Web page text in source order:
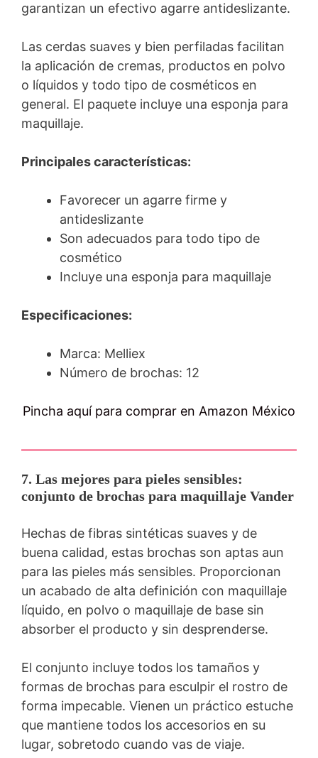
garantizan un efectivo agarre antideslizante.
Las cerdas suaves y bien perfiladas facilitan
la aplicación de cremas, productos en polvo
o líquidos y todo tipo de cosméticos en
general. El paquete incluye una esponja para
maquillaje.
Principales características:
Favorecer un agarre firme y
antideslizante
Son adecuados para todo tipo de
cosmético
Incluye una esponja para maquillaje
Especificaciones:
Marca: Melliex
Número de brochas: 12
Pincha aquí para comprar en Amazon México
7. Las mejores para pieles sensibles:
conjunto de brochas para maquillaje Vander
Hechas de fibras sintéticas suaves y de
buena calidad, estas brochas son aptas aun
para las pieles más sensibles. Proporcionan
un acabado de alta definición con maquillaje
líquido, en polvo o maquillaje de base sin
absorber el producto y sin desprenderse.
El conjunto incluye todos los tamaños y
formas de brochas para esculpir el rostro de
forma impecable. Vienen un práctico estuche
que mantiene todos los accesorios en su
lugar, sobretodo cuando vas de viaje.